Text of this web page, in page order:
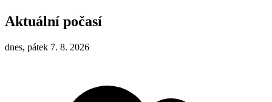
Aktuální počasí
dnes, pátek 7. 8. 2026